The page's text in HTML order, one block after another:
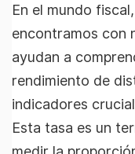
En el mundo
encontramos con
ayudan a
rendimiento de
indicadores
Esta tasa es un